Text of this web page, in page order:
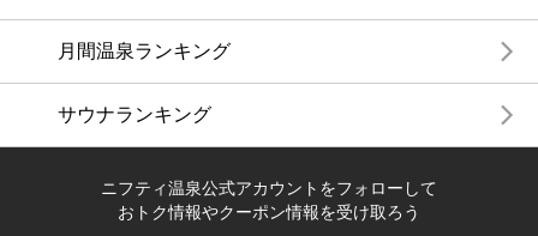
月間温泉ランキング
サウナランキング
ニフティ温泉公式アカウントをフォローして
おトク情報やクーポン情報を受け取ろう